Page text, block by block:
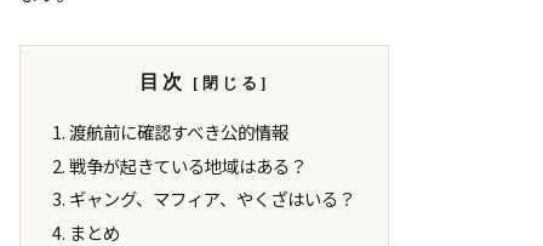
目次
渡航前に確認すべき公的情報
戦争が起きている地域はある？
ギャング、マフィア、やくざはいる？
まとめ